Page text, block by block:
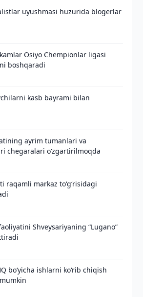
uyushmasi huzurida blogerlar
Osiyo Chempionlar ligasi
boshqaradi
kasb bayrami bilan
ayrim tumanlari va
chegaralari oʻzgartirilmoqda
raqamli markaz toʻgʻrisidagi
Shveysariyaning “Lugano”
bo‘yicha ishlarni ko‘rib chiqish